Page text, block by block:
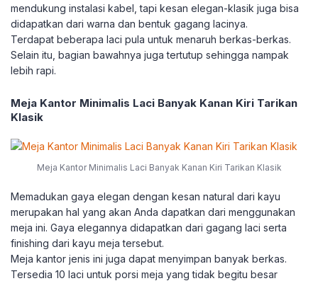
mendukung instalasi kabel, tapi kesan elegan-klasik juga bisa
didapatkan dari warna dan bentuk gagang lacinya.
Terdapat beberapa laci pula untuk menaruh berkas-berkas.
Selain itu, bagian bawahnya juga tertutup sehingga nampak
lebih rapi.
Meja Kantor Minimalis Laci Banyak Kanan Kiri Tarikan
Klasik
Meja Kantor Minimalis Laci Banyak Kanan Kiri Tarikan Klasik
Memadukan gaya elegan dengan kesan natural dari kayu
merupakan hal yang akan Anda dapatkan dari menggunakan
meja ini. Gaya elegannya didapatkan dari gagang laci serta
finishing dari kayu meja tersebut.
Meja kantor jenis ini juga dapat menyimpan banyak berkas.
Tersedia 10 laci untuk porsi meja yang tidak begitu besar